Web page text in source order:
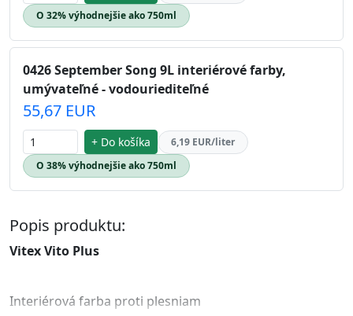
O 32% výhodnejšie ako 750ml
0426 September Song 9L interiérové farby,
umývateľné - vodouriediteľné
55,67 EUR
+ Do košíka
6,19 EUR/liter
O 38% výhodnejšie ako 750ml
Popis produktu:
Vitex Vito Plus
Interiérová farba proti plesniam